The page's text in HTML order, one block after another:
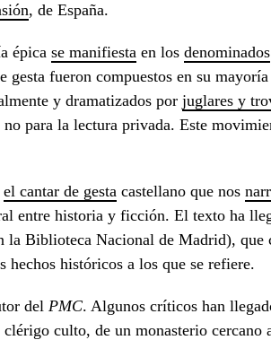
, de España.
épica se manifiesta en los denominados
gesta fueron compuestos en su
y dramatizados por juglares y
no para la lectura privada. Este
el cantar de gesta castellano que nos
entre historia y ficción. El texto ha
Biblioteca Nacional de Madrid), que
hechos históricos a los que se refiere.
del PMC. Algunos críticos han
culto, de un monasterio cercano